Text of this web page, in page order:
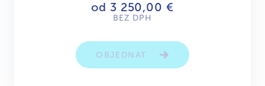
od 3 250,00 €
BEZ DPH
OBJEDNAT